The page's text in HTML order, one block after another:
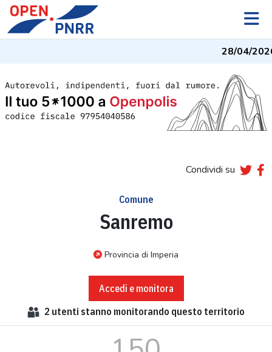
28/04/2026
Condividi su
Comune
Sanremo
Provincia di Imperia
Accedi e monitora
2 utenti stanno monitorando questo territorio